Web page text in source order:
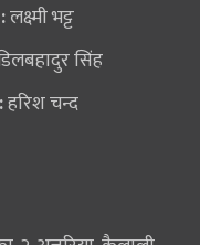
लक्ष्मी भट्ट
सिंह
हरिश चन्द